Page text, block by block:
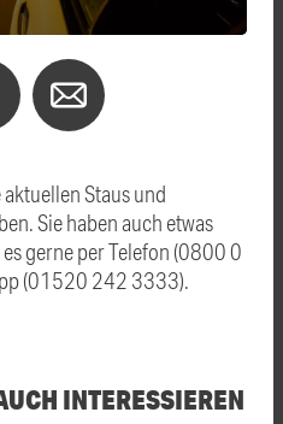
Staus und
Sie haben auch etwas
gerne per Telefon (0800 0
(01520 242 3333).
INTERESSIEREN